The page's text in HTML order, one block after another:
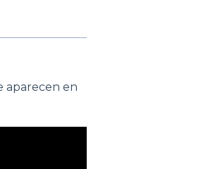
aparecen en